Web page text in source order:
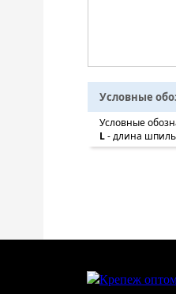
Условные
Условные
L- длина